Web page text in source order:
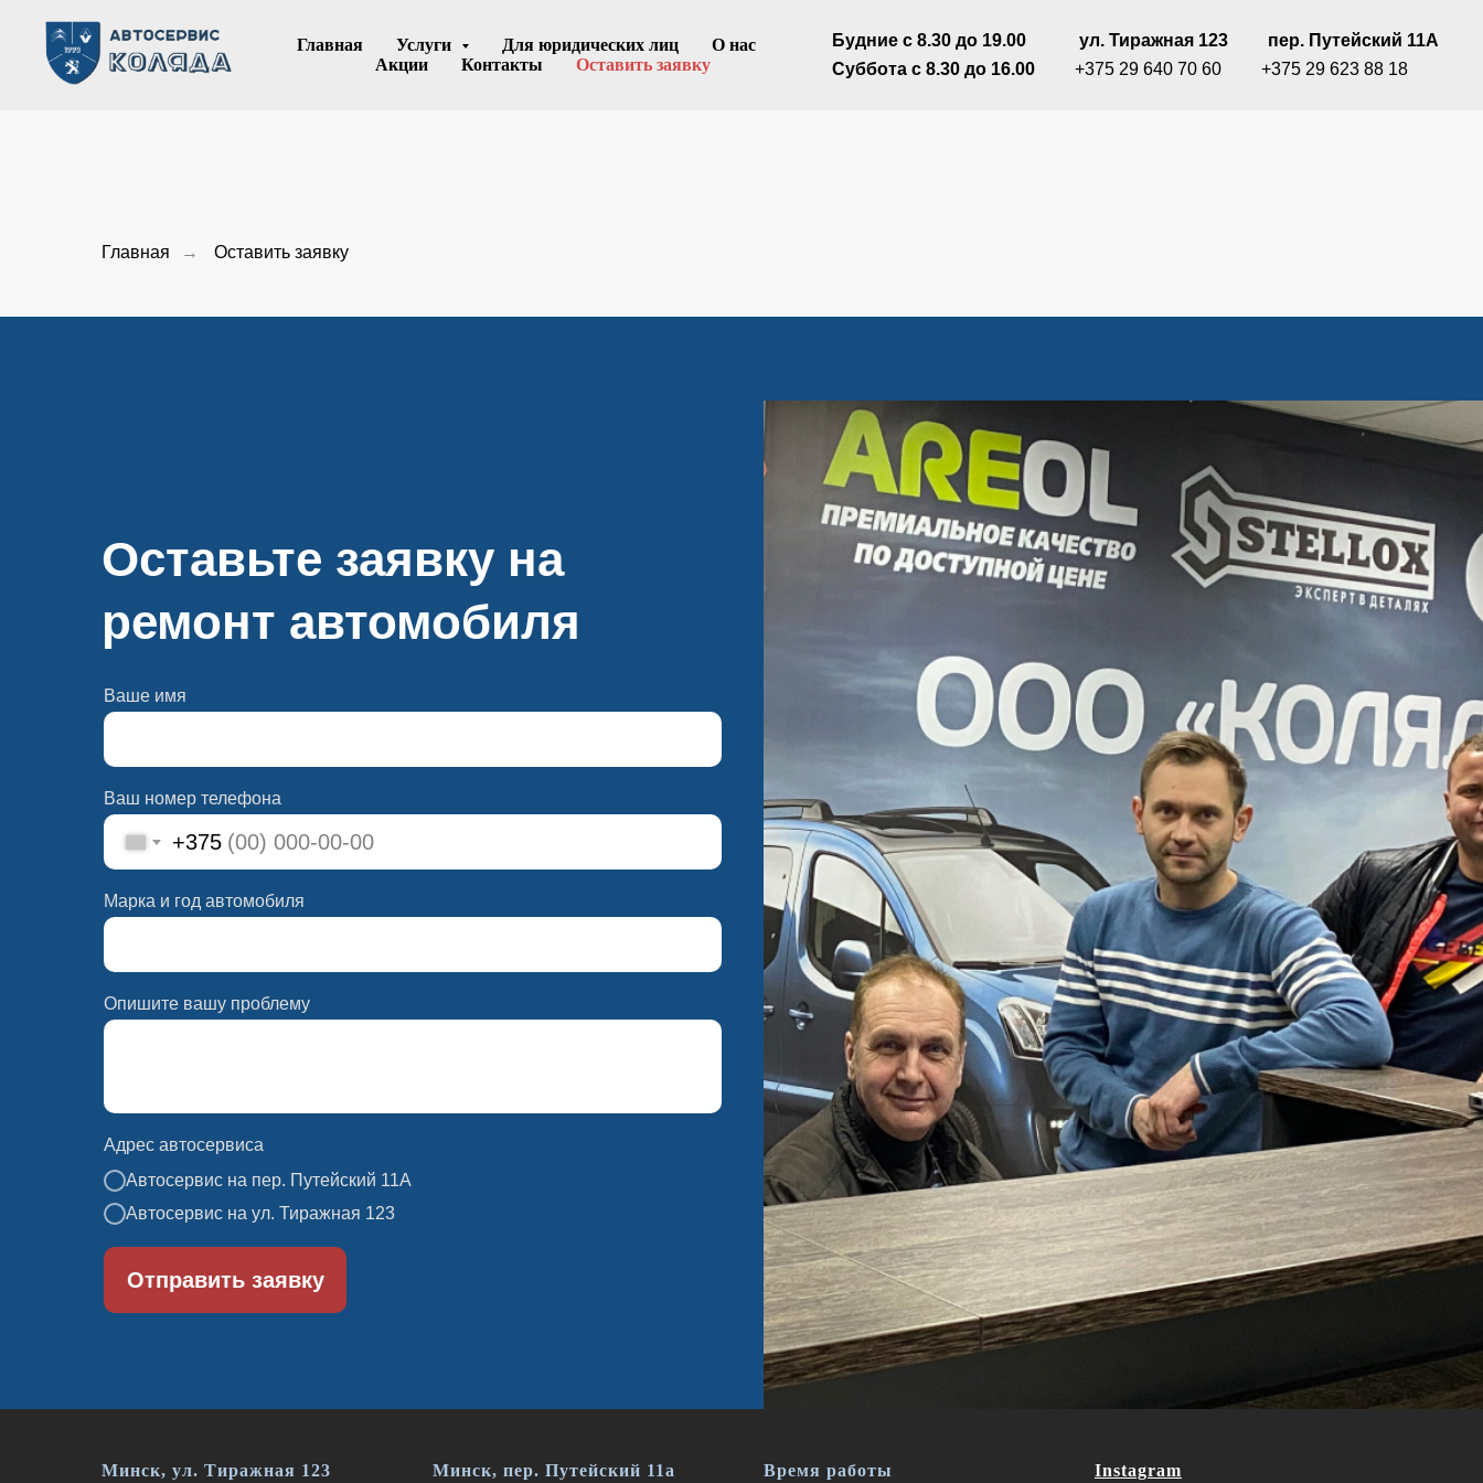
Главная Услуги Для юридических лиц
О нас
Акции
Контакты Оставить заявку
Будние с 8.30 до 19.00 ул. Тиражная 123
пер. Путейский 11А
Суббота с 8.30 до 16.00
+375 29 640 70 60 +375 29 623 88 18
Главная → Оставить заявку
Ваше имя
Ваш номер телефона
+375
Марка и год автомобиля
Опишите вашу проблему
Адрес автосервиса
Автосервис на пер. Путейский 11А
Автосервис на ул. Тиражная 123
Отправить заявку
Оставьте заявку на
ремонт автомобиля
Минск, ул. Тиражная 123 Минск, пер. Путейский 11а Время работы Instagram